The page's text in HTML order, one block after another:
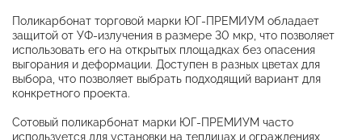
Поликарбонат торговой марки ЮГ-ПРЕМИУМ обладает
защитой от УФ-излучения в размере 30 мкр, что позволяет
использовать его на открытых площадках без опасения
выгорания и деформации. Доступен в разных цветах для
выбора, что позволяет выбрать подходящий вариант для
конкретного проекта.
Сотовый поликарбонат марки ЮГ-ПРЕМИУМ часто
используется для установки на теплицах и ограждениях